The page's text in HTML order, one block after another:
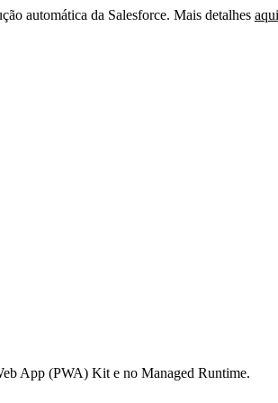
automática da Salesforce. Mais detalhes aqui
App (PWA) Kit e no Managed Runtime.